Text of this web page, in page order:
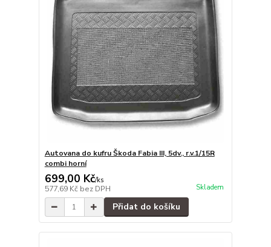
Autovana do kufru Škoda Fabia III, 5dv., r.v.1/15R
combi horní
699,00 Kč/ks
577,69 Kč bez DPH Skladem
Přidat do košíku